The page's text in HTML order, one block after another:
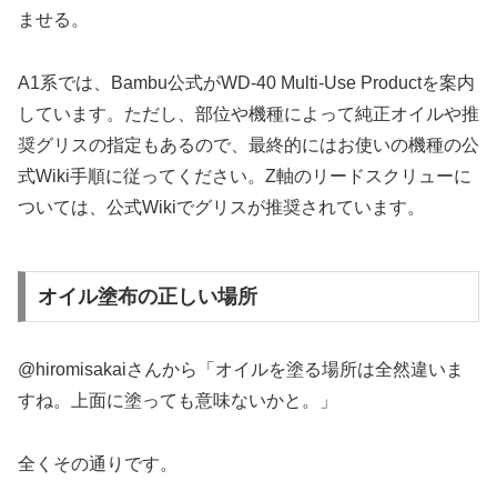
ませる。
A1系では、Bambu公式がWD-40 Multi-Use Productを案内
しています。ただし、部位や機種によって純正オイルや推
奨グリスの指定もあるので、最終的にはお使いの機種の公
式Wiki手順に従ってください。Z軸のリードスクリューに
ついては、公式Wikiでグリスが推奨されています。
オイル塗布の正しい場所
@hiromisakaiさんから「オイルを塗る場所は全然違いま
すね。上面に塗っても意味ないかと。」
全くその通りです。